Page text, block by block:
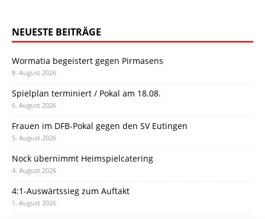
NEUESTE BEITRÄGE
Wormatia begeistert gegen Pirmasens
8. August 2026
Spielplan terminiert / Pokal am 18.08.
6. August 2026
Frauen im DFB-Pokal gegen den SV Eutingen
5. August 2026
Nock übernimmt Heimspielcatering
4. August 2026
4:1-Auswärtssieg zum Auftakt
1. August 2026